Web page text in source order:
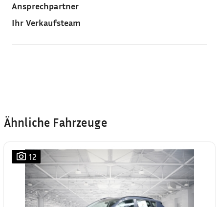
Ansprechpartner
Ihr Verkaufsteam
Ähnliche Fahrzeuge
12